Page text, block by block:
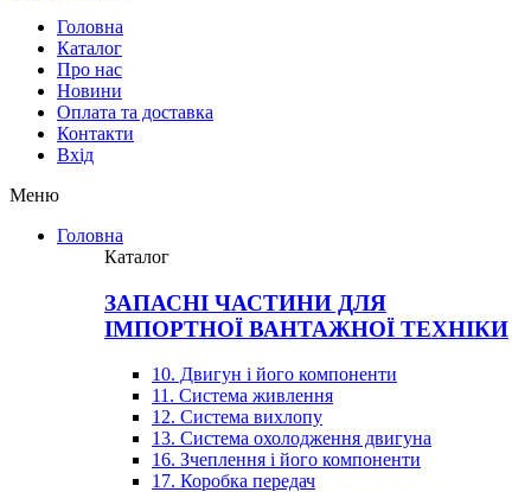
Головна
Каталог
Про нас
Новини
Оплата та доставка
Контакти
Вхiд
Меню
Головна
Каталог
ЗАПАСНІ ЧАСТИНИ ДЛЯ
ІМПОРТНОЇ ВАНТАЖНОЇ ТЕХНІКИ
10. Двигун і його компоненти
11. Система живлення
12. Система вихлопу
13. Система охолодження двигуна
16. Зчеплення і його компоненти
17. Коробка передач